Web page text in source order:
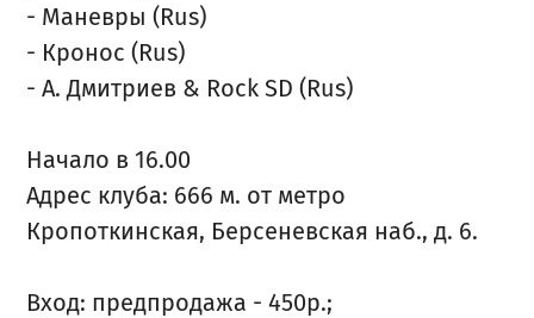
- Маневры (Rus)
- Кронос (Rus)
- А. Дмитриев & Rock SD (Rus)
Начало в 16.00
Адрес клуба: 666 м. от метро
Кропоткинская, Берсеневская наб., д. 6.
Вход: предпродажа - 450р.;